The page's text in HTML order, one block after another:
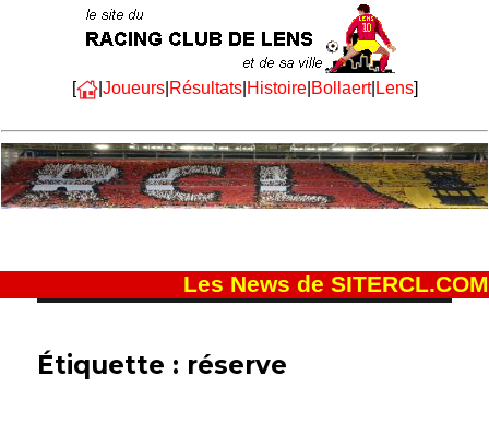
[ | Joueurs| Résultats| Histoire| Bollaert| Lens]
Les News de SITERCL.COM
Étiquette : réserve